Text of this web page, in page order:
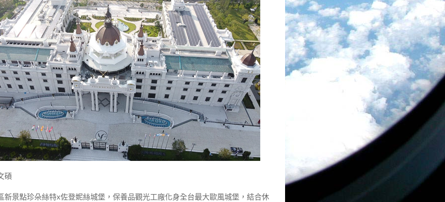
碩
新景點珍朵絲特x佐登妮絲城堡，保養品觀光工廠化身全台最大歐風城堡，結合休